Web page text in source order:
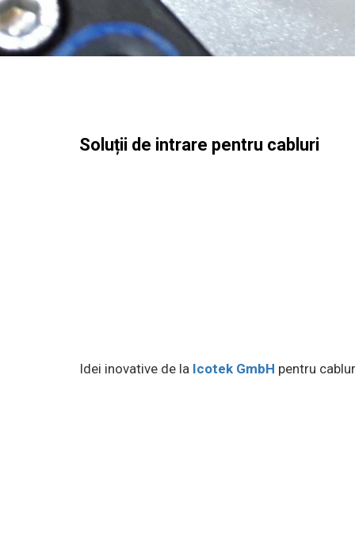
Soluții de intrare pentru cabluri
Idei inovative de la Icotek GmbH pentru